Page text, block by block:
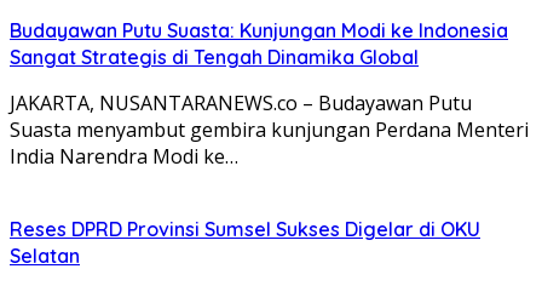
Budayawan Putu Suasta: Kunjungan Modi ke Indonesia
Sangat Strategis di Tengah Dinamika Global
JAKARTA, NUSANTARANEWS.co – Budayawan Putu
Suasta menyambut gembira kunjungan Perdana Menteri
India Narendra Modi ke…
Reses DPRD Provinsi Sumsel Sukses Digelar di OKU
Selatan